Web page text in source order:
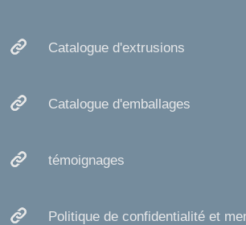
Catalogue d'extrusions
Catalogue d'emballages
témoignages
Politique de confidentialité et